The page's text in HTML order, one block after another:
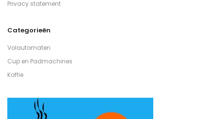
Privacy statement
Categorieën
Volautomaten
Cup en Padmachines
Koffie